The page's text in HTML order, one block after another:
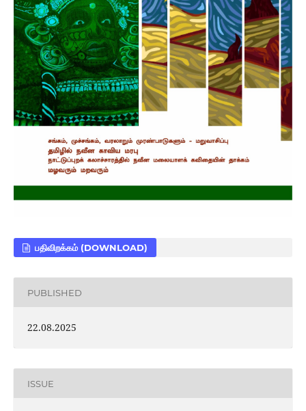
பதிவிறக்கம் (DOWNLOAD)
PUBLISHED
22.08.2025
ISSUE